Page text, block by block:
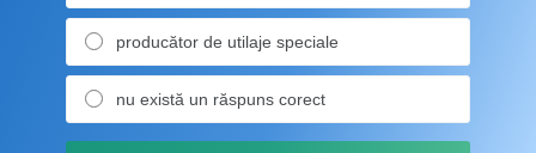
producător de utilaje speciale
nu există un răspuns corect